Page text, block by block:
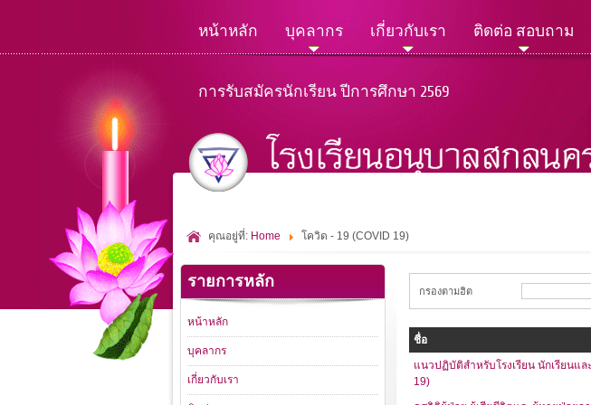
หน้าหลัก บุคลากร เกี่ยวกับเรา ติดต่อ สอบถาม
การรับสมัครนักเรียน ปีการศึกษา 2569
คุณอยู่ที่: Home โควิด - 19 (COVID 19)
กรองตามฮิต
ชื่อ
แนวปฏิบัติสำหรับโรงเรียน นักเรียนแล
19)
รายการหลัก
หน้าหลัก
บุคลากร
เกี่ยวกับเรา